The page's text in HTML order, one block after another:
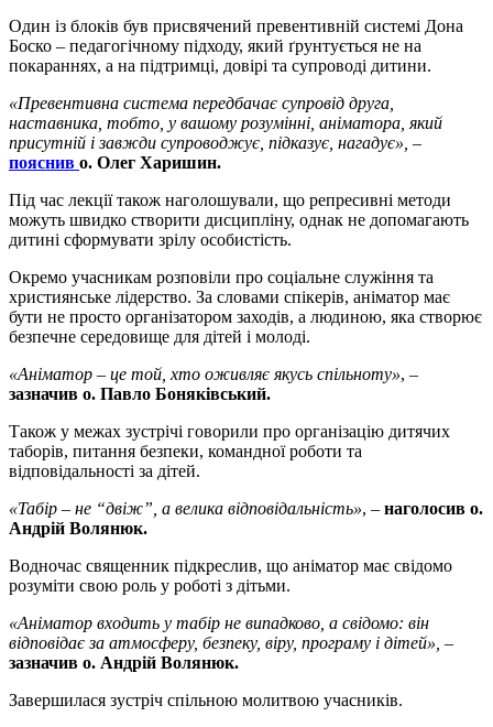
Один із блоків був присвячений превентивній системі Дона
Боско – педагогічному підходу, який ґрунтується не на
покараннях, а на підтримці, довірі та супроводі дитини.
«Превентивна система передбачає супровід друга,
наставника, тобто, у вашому розумінні, аніматора, який
присутній і завжди супроводжує, підказує, нагадує», –
пояснив о. Олег Харишин.
Під час лекції також наголошували, що репресивні методи
можуть швидко створити дисципліну, однак не допомагають
дитині сформувати зрілу особистість.
Окремо учасникам розповіли про соціальне служіння та
християнське лідерство. За словами спікерів, аніматор має
бути не просто організатором заходів, а людиною, яка створює
безпечне середовище для дітей і молоді.
«Аніматор – це той, хто оживляє якусь спільноту», –
зазначив о. Павло Боняківський.
Також у межах зустрічі говорили про організацію дитячих
таборів, питання безпеки, командної роботи та
відповідальності за дітей.
«Табір – не “двіж”, а велика відповідальність», – наголосив о.
Андрій Волянюк.
Водночас священник підкреслив, що аніматор має свідомо
розуміти свою роль у роботі з дітьми.
«Аніматор входить у табір не випадково, а свідомо: він
відповідає за атмосферу, безпеку, віру, програму і дітей», –
зазначив о. Андрій Волянюк.
Завершилася зустріч спільною молитвою учасників.